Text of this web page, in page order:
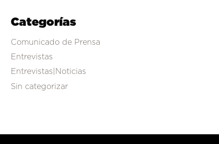
Categorías
Comunicado de Prensa
Entrevistas
Entrevistas|Noticias
Sin categorizar